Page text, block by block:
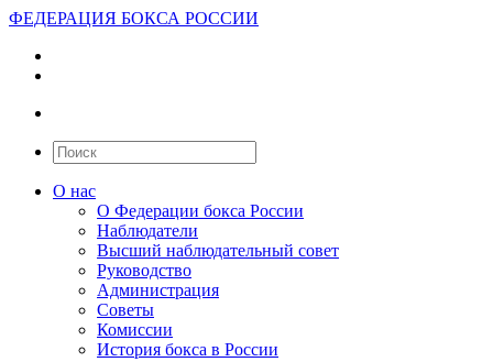
ФЕДЕРАЦИЯ БОКСА РОССИИ
О нас
О Федерации бокса России
Наблюдатели
Высший наблюдательный совет
Руководство
Администрация
Советы
Комиссии
История бокса в России